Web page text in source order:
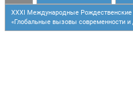
XXXI Международные Рождественские
«Глобальные вызовы современности